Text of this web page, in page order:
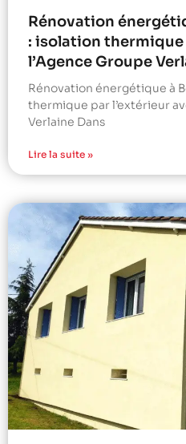
Rénovation
: isolation thermique
l’Agence Groupe
Rénovation énergétique à
thermique par l’extérieur
Verlaine Dans
Lire la suite »